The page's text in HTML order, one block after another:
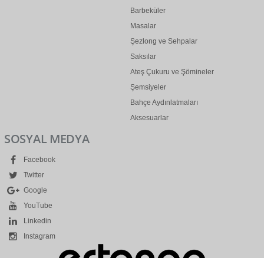
Barbeküler
Masalar
Şezlong ve Sehpalar
Saksılar
Ateş Çukuru ve Şömineler
Şemsiyeler
Bahçe Aydınlatmaları
Aksesuarlar
SOSYAL MEDYA
Facebook
Twitter
Google
YouTube
Linkedin
Instagram